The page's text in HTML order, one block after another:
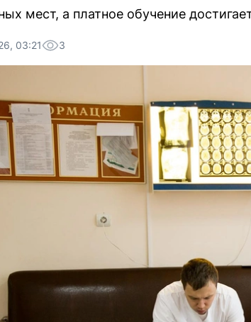
мест, а платное обучение
03:21 3